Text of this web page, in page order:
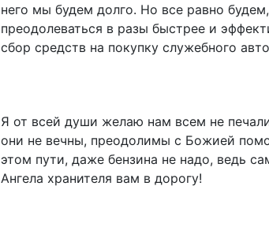
него мы будем долго. Но все равно
преодолеваться в разы быстрее и
сбор средств на покупку служебного
Я от всей души желаю нам всем не
они не вечны, преодолимы с Божией
этом пути, даже бензина не надо, ведь
Ангела хранителя вам в дорогу!